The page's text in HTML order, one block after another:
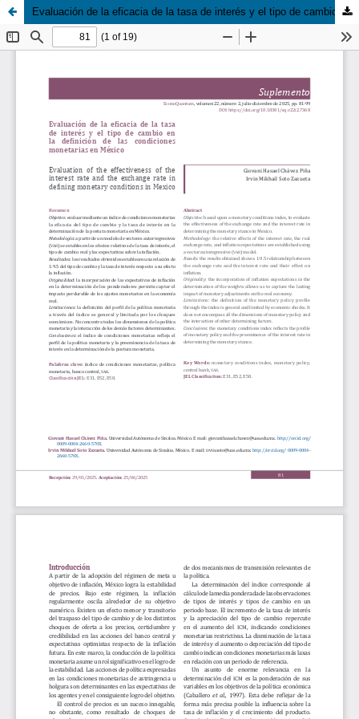
Evaluación de la eficacia de la tasa de interés y el tipo de cambio en la definición de las condiciones monetarias en México